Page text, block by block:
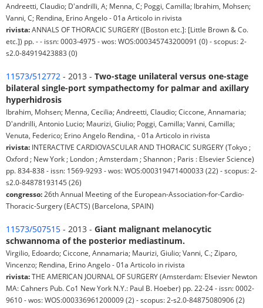
Andreetti, Claudio; D'andrilli, A; Menna, C; Poggi, Camilla; Ibrahim, Mohsen;
Vanni, C; Rendina, Erino Angelo - 01a Articolo in rivista
rivista:ANNALS OF THORACIC SURGERY ([Boston etc.]: [Little Brown & Co.
etc.]) pp. - - issn: 0003-4975 - wos: WOS:000345743200091 (0) - scopus: 2-
s2.0-84919423883 (0)
11573/512772 - 2013 - Two-stage unilateral versus one-stage
bilateral single-port sympathectomy for palmar and axillary
hyperhidrosis
Ibrahim, Mohsen; Menna, Cecilia; Andreetti, Claudio; Ciccone, Annamaria;
D'andrilli, Antonio Lucio; Maurizi, Giulio; Poggi, Camilla; Vanni, Camilla;
Venuta, Federico; Erino Angelo Rendina, - 01a Articolo in rivista
rivista: INTERACTIVE CARDIOVASCULAR AND THORACIC SURGERY (Tokyo ;
Oxford ; New York ; London ; Amsterdam ; Shannon ; Paris : Elsevier Science)
pp. 834-838 - issn: 1569-9293 - wos: WOS:000319471400033 (22) - scopus: 2-
s2.0-84878193145 (26)
congresso: 26th Annual Meeting of the European-Association-for-Cardio-
Thoracic-Surgery (EACTS) (Barcelona, SPAIN)
11573/507515 - 2013 - Giant malignant melanocytic
schwannoma of the posterior mediastinum.
Virgilio, Edoardo; Ciccone, Annamaria; Maurizi, Giulio; Vanni, C.; Ziparo,
Vincenzo; Rendina, Erino Angelo - 01a Articolo in rivista
rivista:THE AMERICAN JOURNAL OF SURGERY (Amsterdam: Elsevier Newton
MA: Cahners Pub. Co1 New York N.Y.: Paul B. Hoeber) pp. 22-24 - issn: 0002-
9610 - wos: WOS:000336961200009 (2) - scopus: 2-s2.0-84875080906 (2)